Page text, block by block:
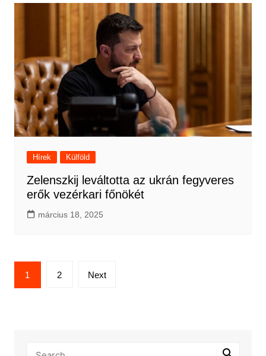
Hírek Külföld
Zelenszkij leváltotta az ukrán fegyveres
erők vezérkari főnökét
március 18, 2025
Bejegyzések
lapozása
1 2 Next